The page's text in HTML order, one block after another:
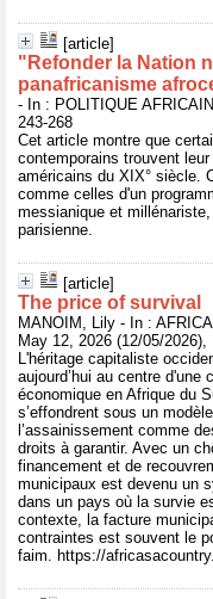
[article]
"Refonder la Nation
panafricanisme
- In : POLITIQUE
243-268
Cet article montre que
contemporains trouvent
américains du XIX° siècle.
comme celles d'un
messianique et
parisienne.
[article]
The price of survival
MANOIM, Lily - In :
May 12, 2026 (12/05/2026),
L'héritage capitaliste
aujourd’hui au centre d'une
économique en Afrique du
s’effondrent sous un
l’assainissement comme
droits à garantir. Avec un
financement et de
municipaux est devenu un
dans un pays où la survie
contexte, la facture
contraintes est souvent le
faim. https://